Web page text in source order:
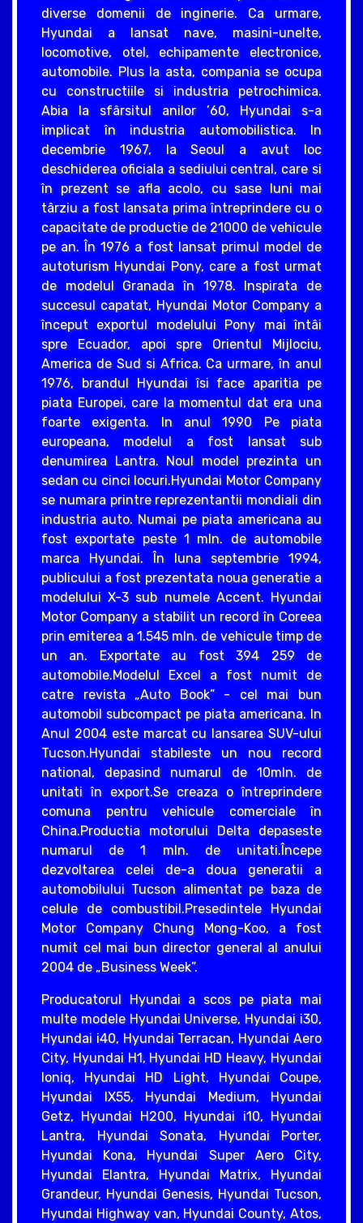
diverse domenii de inginerie. Ca urmare,
Hyundai a lansat nave, masini-unelte,
locomotive, otel, echipamente electronice,
automobile. Plus la asta, compania se ocupa
cu constructiile si industria petrochimica.
Abia la sfârsitul anilor ’60, Hyundai s-a
implicat în industria automobilistica. In
decembrie 1967, la Seoul a avut loc
deschiderea oficiala a sediului central, care si
în prezent se afla acolo, cu sase luni mai
târziu a fost lansata prima întreprindere cu o
capacitate de productie de 21000 de vehicule
pe an. În 1976 a fost lansat primul model de
autoturism Hyundai Pony, care a fost urmat
de modelul Granada în 1978. Inspirata de
succesul capatat, Hyundai Motor Company a
început exportul modelului Pony mai întâi
spre Ecuador, apoi spre Orientul Mijlociu,
America de Sud si Africa. Ca urmare, în anul
1976, brandul Hyundai îsi face aparitia pe
piata Europei, care la momentul dat era una
foarte exigenta. In anul 1990 Pe piata
europeana, modelul a fost lansat sub
denumirea Lantra. Noul model prezinta un
sedan cu cinci locuri.Hyundai Motor Company
se numara printre reprezentantii mondiali din
industria auto. Numai pe piata americana au
fost exportate peste 1 mln. de automobile
marca Hyundai. În luna septembrie 1994,
publicului a fost prezentata noua generatie a
modelului X-3 sub numele Accent. Hyundai
Motor Company a stabilit un record în Coreea
prin emiterea a 1.545 mln. de vehicule timp de
un an. Exportate au fost 394 259 de
automobile.Modelul Excel a fost numit de
catre revista „Auto Book” - cel mai bun
automobil subcompact pe piata americana. In
Anul 2004 este marcat cu lansarea SUV-ului
Tucson.Hyundai stabileste un nou record
national, depasind numarul de 10mln. de
unitati în export.Se creaza o întreprindere
comuna pentru vehicule comerciale în
China.Productia motorului Delta depaseste
numarul de 1 mln. de unitati.Începe
dezvoltarea celei de-a doua generatii a
automobilului Tucson alimentat pe baza de
celule de combustibil.Presedintele Hyundai
Motor Company Chung Mong-Koo, a fost
numit cel mai bun director general al anului
2004 de „Business Week”.
Producatorul Hyundai a scos pe piata mai
multe modele Hyundai Universe, Hyundai i30,
Hyundai i40, Hyundai Terracan, Hyundai Aero
City, Hyundai H1, Hyundai HD Heavy, Hyundai
Ioniq, Hyundai HD Light, Hyundai Coupe,
Hyundai IX55, Hyundai Medium, Hyundai
Getz, Hyundai H200, Hyundai i10, Hyundai
Lantra, Hyundai Sonata, Hyundai Porter,
Hyundai Kona, Hyundai Super Aero City,
Hyundai Elantra, Hyundai Matrix, Hyundai
Grandeur, Hyundai Genesis, Hyundai Tucson,
Hyundai Highway van, Hyundai County, Atos,